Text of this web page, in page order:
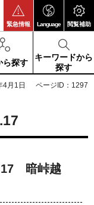
緊急情報 Language 閲覧補助
ら探す
キーワードから
探す
4月1日 ページID：1297
暗峠越